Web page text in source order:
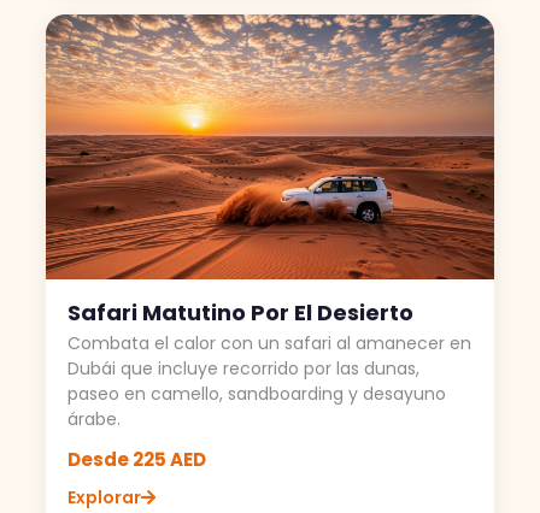
Safari Matutino Por El Desierto
Combata el calor con un safari al amanecer en
Dubái que incluye recorrido por las dunas,
paseo en camello, sandboarding y desayuno
árabe.
Desde 225 AED
Explorar